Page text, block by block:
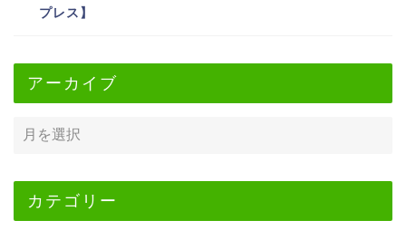
プレス】
アーカイブ
カテゴリー